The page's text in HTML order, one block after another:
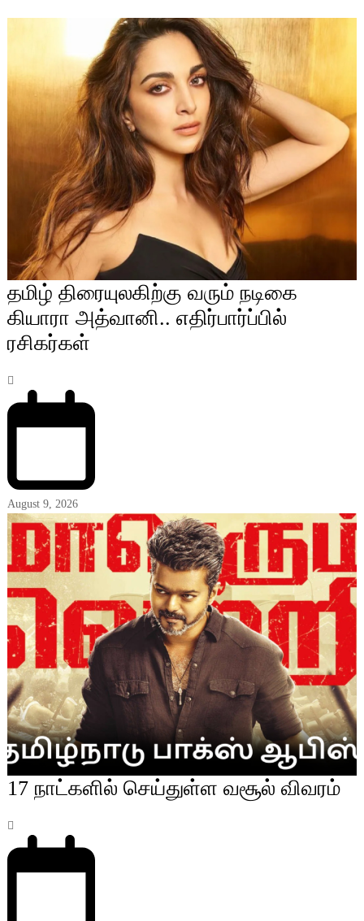
தமிழ் திரையுலகிற்கு வரும் நடிகை
கியாரா அத்வானி.. எதிர்பார்ப்பில்
ரசிகர்கள்
August 9, 2026
17 நாட்களில் செய்துள்ள வசூல் விவரம்